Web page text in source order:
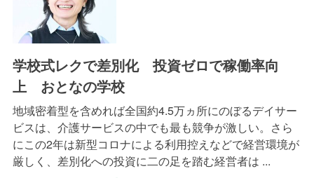
学校式レクで差別化 投資ゼロで稼働率向
上 おとなの学校
地域密着型を含めれば全国約4.5万ヵ所にのぼるデイサー
ビスは、介護サービスの中でも最も競争が激しい。さら
にこの2年は新型コロナによる利用控えなどで経営環境が
厳しく、差別化への投資に二の足を踏む経営者は ...